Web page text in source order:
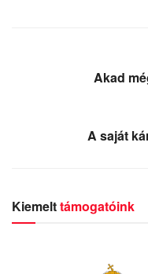
Akad
A saját
Kiemelttámogatóink